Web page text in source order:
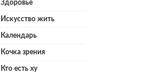
Здоровье
Искусство жить
Календарь
Кочка зрения
Кто есть ху